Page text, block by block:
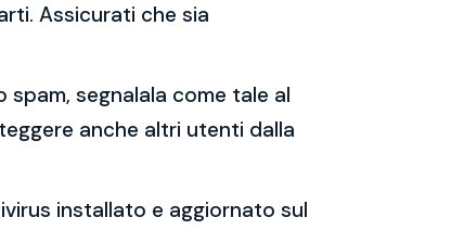
Assicurati che sia
spam, segnalala come tale al
anche altri utenti dalla
installato e aggiornato sul